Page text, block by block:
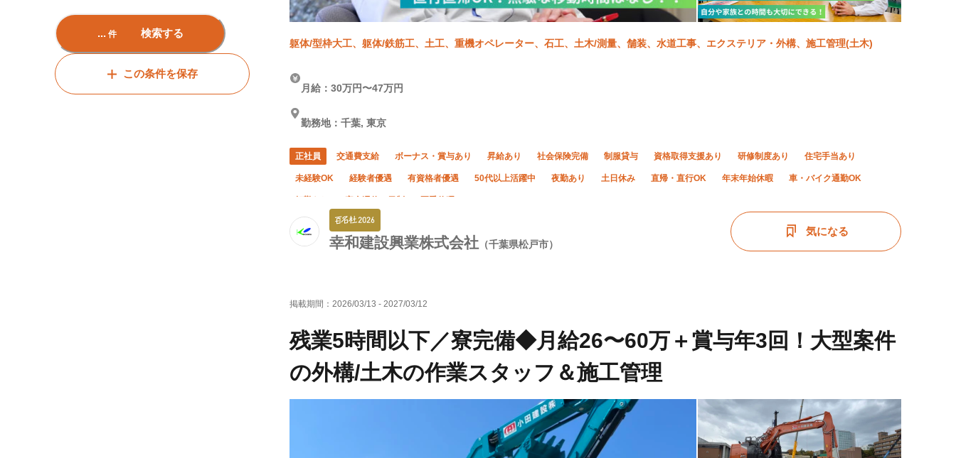
... 件 検索する
この条件を保存
躯体/型枠大工、躯体/鉄筋工、土工、重機オペレーター、石工、土木/測量、舗装、水道工事、エクステリア・外構、施工管理(土木)
幸和建設興業株式会社 （千葉県松戸市）
月給：30万円〜47万円
勤務地：千葉, 東京
正社員 交通費支給 ボーナス・賞与あり 昇給あり 社会保険完備 制服貸与 資格取得支援あり 研修制度あり 住宅手当あり
未経験OK 経験者優遇 有資格者優遇 50代以上活躍中 夜勤あり 土日休み 直帰・直行OK 年末年始休暇 車・バイク通勤OK
気になる
掲載期間： 2026/03/13 - 2027/03/12
残業5時間以下／寮完備◆月給26〜60万＋賞与年3回！大型案件
の外構/土木の作業スタッフ＆施工管理